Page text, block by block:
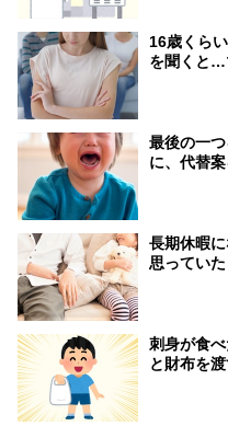
16歳くら
を聞くと…
最後の一
に、代替
長期休暇
思ってい
刺身が食
と財布を